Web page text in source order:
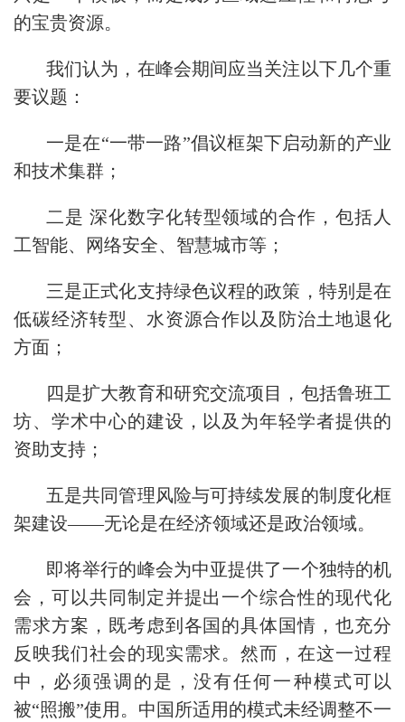
的宝贵资源。
我们认为，在峰会期间应当关注以下几个重
要议题：
一是在“一带一路”倡议框架下启动新的产业
和技术集群；
二是 深化数字化转型领域的合作，包括人
工智能、网络安全、智慧城市等；
三是正式化支持绿色议程的政策，特别是在
低碳经济转型、水资源合作以及防治土地退化
方面；
四是扩大教育和研究交流项目，包括鲁班工
坊、学术中心的建设，以及为年轻学者提供的
资助支持；
五是共同管理风险与可持续发展的制度化框
架建设——无论是在经济领域还是政治领域。
即将举行的峰会为中亚提供了一个独特的机
会，可以共同制定并提出一个综合性的现代化
需求方案，既考虑到各国的具体国情，也充分
反映我们社会的现实需求。然而，在这一过程
中，必须强调的是，没有任何一种模式可以
被“照搬”使用。中国所适用的模式未经调整不一